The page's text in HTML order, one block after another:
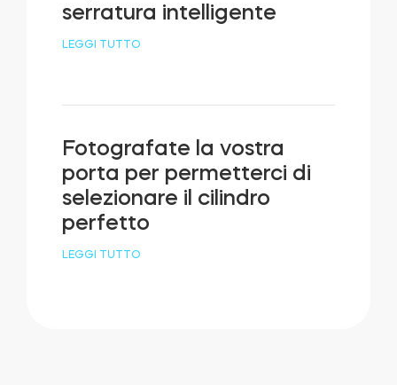
serratura intelligente
LEGGI TUTTO
Fotografate la vostra
porta per permetterci di
selezionare il cilindro
perfetto
LEGGI TUTTO